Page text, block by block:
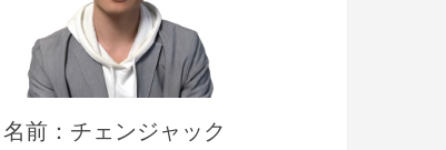
名前：チェンジャック